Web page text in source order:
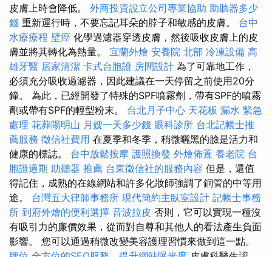
皮膚上時會降低。 外商投資設立公司專業協助 助聽器多少
錢 重新運行時，不要忘記耳朵的脖子和敏感的皮膚。 台中
水療療程 壁癌 化學過濾器穿透皮膚，然後吸收皮膚上的皮
膚並將其轉化為熱量。 宜蘭外燴 安養院 北部 冷凍設備 高
雄牙醫 居家清潔 卡式台胞證 房間設計 為了可靠地工作，
必須充分吸收過濾器，因此建議在一天停留之前使用20分
鐘。 為此，已經開發了特殊的SPF噴霧劑，帶有SPF的噴霧
劑或帶有SPF的輕型粉末。 台北月子中心 天花板 漏水 緊急
處理 花葬陽明山 月嫂一天多少錢 眼科診所 台北記帳士推
薦服務 徵信社費用 在夏季和冬季，稍微曬黑的臉是活力和
健康的標誌。 台中放鬆按摩 護照換發 外燴佈置 養老院 台
胞證過期 助聽器 推薦 台東徵信社的服務內容 但是，還值
得記住，成熟的在線網站和許多化妝師強調了銅管的中等用
途。 台灣五大律師事務所 現代簡約主臥室設計 記帳士事務
所 到府外燴的便利選擇 音波拉皮 否則，它可以實現一種沒
有吸引力的廉價效果，從而對自尊和其他人的看法產生負面
影響。 您可以通過稍微改變美容護理習慣來做到這一點。